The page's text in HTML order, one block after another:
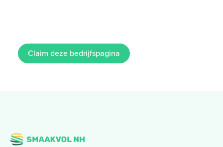
Claim deze bedrijfspagina